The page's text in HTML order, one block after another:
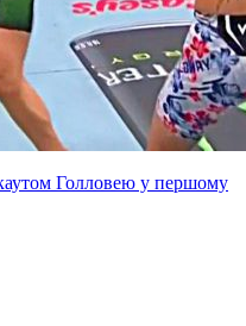
Голловею у першому